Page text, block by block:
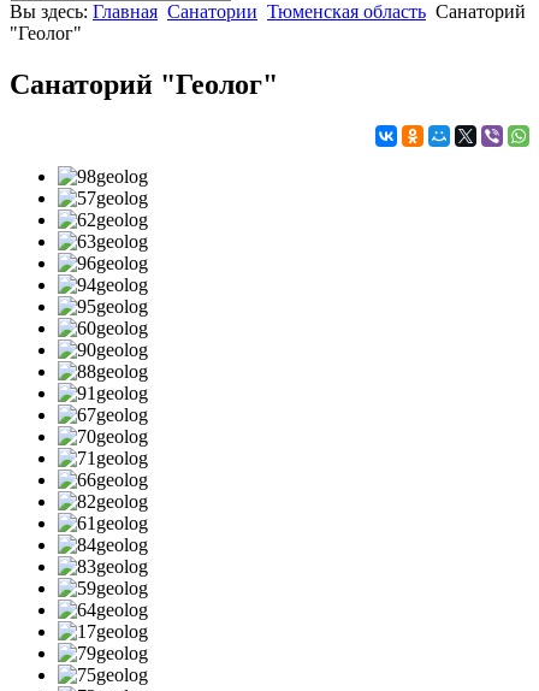
Вы здесь: Главная Санатории Тюменская область Санаторий
"Геолог"
Санаторий "Геолог"